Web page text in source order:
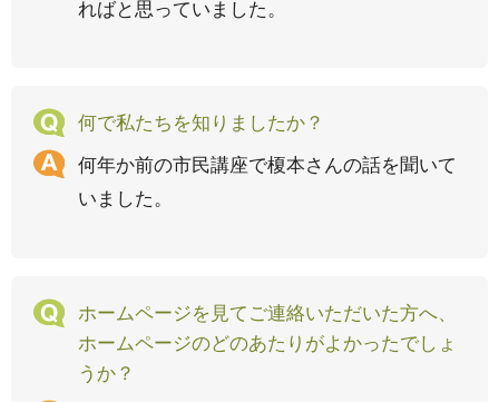
ればと思っていました。
何で私たちを知りましたか？
何年か前の市民講座で榎本さんの話を聞いて
いました。
ホームページを見てご連絡いただいた方へ、
ホームページのどのあたりがよかったでしょ
うか？